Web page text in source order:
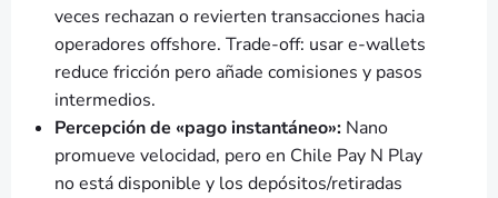
veces rechazan o revierten transacciones hacia
operadores offshore. Trade-off: usar e-wallets
reduce fricción pero añade comisiones y pasos
intermedios.
Percepción de «pago instantáneo»: Nano
promueve velocidad, pero en Chile Pay N Play
no está disponible y los depósitos/retiradas